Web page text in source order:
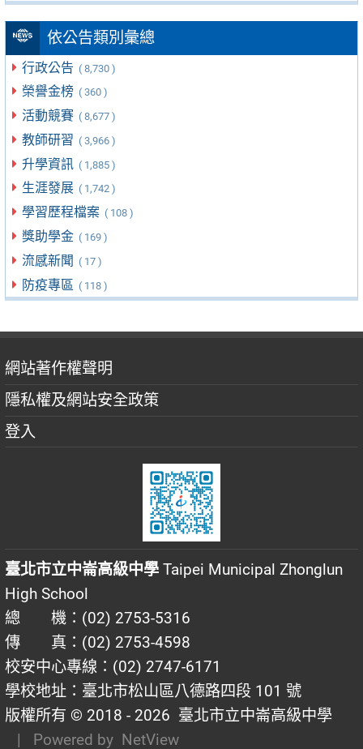
依公告類別彙總
行政公告 ( 8,730 )
榮譽金榜 ( 360 )
活動競賽 ( 8,677 )
教師研習 ( 3,966 )
升學資訊 ( 1,885 )
生涯發展 ( 1,742 )
學習歷程檔案 ( 108 )
獎助學金 ( 169 )
流感新聞 ( 17 )
防疫專區 ( 118 )
網站著作權聲明
隱私權及網站安全政策
登入
臺北市立中崙高級中學 Taipei Municipal Zhonglun
High School
總 機：(02) 2753-5316
傳 真：(02) 2753-4598
校安中心專線：(02) 2747-6171
學校地址：臺北市松山區八德路四段 101 號
版權所有 © 2018 - 2026 臺北市立中崙高級中學
| Powered by NetView